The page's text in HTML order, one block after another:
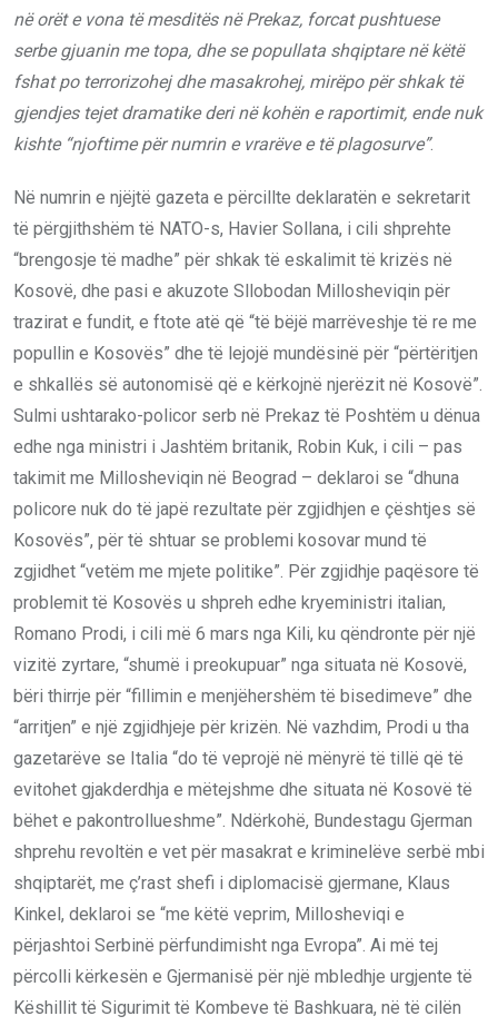
në orët e vona të mesditës në Prekaz, forcat pushtuese
serbe gjuanin me topa, dhe se popullata shqiptare në këtë
fshat po terrorizohej dhe masakrohej, mirëpo për shkak të
gjendjes tejet dramatike deri në kohën e raportimit, ende nuk
kishte “njoftime për numrin e vrarëve e të plagosurve”.
Në numrin e njëjtë gazeta e përcillte deklaratën e sekretarit
të përgjithshëm të NATO-s, Havier Sollana, i cili shprehte
“brengosje të madhe” për shkak të eskalimit të krizës në
Kosovë, dhe pasi e akuzote Sllobodan Millosheviqin për
trazirat e fundit, e ftote atë që “të bëjë marrëveshje të re me
popullin e Kosovës” dhe të lejojë mundësinë për “përtëritjen
e shkallës së autonomisë që e kërkojnë njerëzit në Kosovë”.
Sulmi ushtarako-policor serb në Prekaz të Poshtëm u dënua
edhe nga ministri i Jashtëm britanik, Robin Kuk, i cili – pas
takimit me Millosheviqin në Beograd – deklaroi se “dhuna
policore nuk do të japë rezultate për zgjidhjen e çështjes së
Kosovës”, për të shtuar se problemi kosovar mund të
zgjidhet “vetëm me mjete politike”. Për zgjidhje paqësore të
problemit të Kosovës u shpreh edhe kryeministri italian,
Romano Prodi, i cili më 6 mars nga Kili, ku qëndronte për një
vizitë zyrtare, “shumë i preokupuar” nga situata në Kosovë,
bëri thirrje për “fillimin e menjëhershëm të bisedimeve” dhe
“arritjen” e një zgjidhjeje për krizën. Në vazhdim, Prodi u tha
gazetarëve se Italia “do të veprojë në mënyrë të tillë që të
evitohet gjakderdhja e mëtejshme dhe situata në Kosovë të
bëhet e pakontrollueshme”. Ndërkohë, Bundestagu Gjerman
shprehu revoltën e vet për masakrat e kriminelëve serbë mbi
shqiptarët, me ç’rast shefi i diplomacisë gjermane, Klaus
Kinkel, deklaroi se “me këtë veprim, Millosheviqi e
përjashtoi Serbinë përfundimisht nga Evropa”. Ai më tej
përcolli kërkesën e Gjermanisë për një mbledhje urgjente të
Këshillit të Sigurimit të Kombeve të Bashkuara, në të cilën